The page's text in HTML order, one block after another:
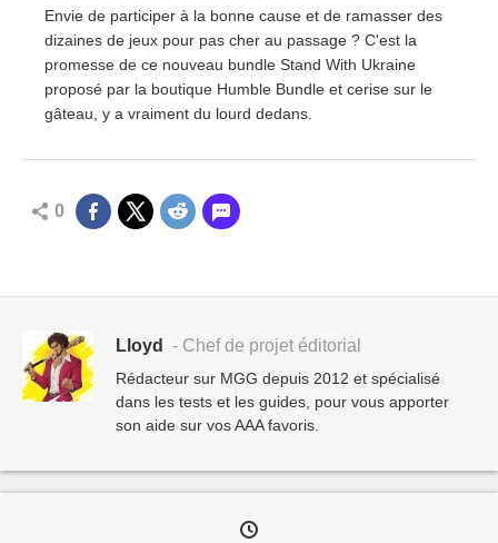
Envie de participer à la bonne cause et de ramasser des
dizaines de jeux pour pas cher au passage ? C'est la
promesse de ce nouveau bundle Stand With Ukraine
proposé par la boutique Humble Bundle et cerise sur le
gâteau, y a vraiment du lourd dedans.
0
Lloyd - Chef de projet éditorial
Rédacteur sur MGG depuis 2012 et spécialisé
dans les tests et les guides, pour vous apporter
son aide sur vos AAA favoris.